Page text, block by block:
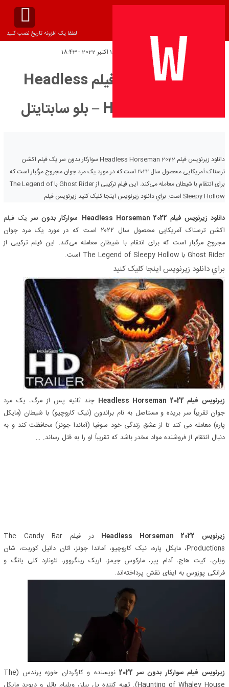
لطفا یک افزونه تاریخ نصب کنید.
تاریخ انتشار:
دانلود زیرنویس فیلم Headless
Horseman 2022 – بلو سابتايتل
دانلود زیرنویس فیلم Headless Horseman 2022 سوارکار بدون سر یک فیلم اکشن
ترسناک آمریکایی محصول سال ۲۰۲۲ است که در مورد یک مرد جوان مجروح مرگبار است که
برای انتقام با شیطان معامله می‌کند. این فیلم ترکیبی از Ghost Rider با The Legend of
Sleepy Hollow است. براي دانلود زيرنويس اينجا کليک کنيد زیرنویس فیلم
دانلود زیرنویس فیلم Headless Horseman 2022 سوارکار بدون سریک فیلم
اکشن ترسناک آمریکایی محصول سال ۲۰۲۲ است که در مورد یک مرد جوان
مجروح مرگبار است که برای انتقام با شیطان معامله می‌کند. این فیلم ترکیبی از
Ghost Rider با The Legend of Sleepy Hollow است.
براي دانلود زيرنويس اينجا کليک کنيد
زیرنویس فیلم Headless Horseman 2022
چند ثانیه پس از مرگ، یک مرد
جوان تقریباً سر بریده و مستاصل به نام براندون (نیک کاروچیو) با شیطان (مایکل
پاره) معامله می کند تا از عشق زندگی خود سوفیا (آماندا جونز) محافظت کند و به
دنبال انتقام از فروشنده مواد مخدر باشد که تقریباً او را به قتل رساند. …
زیرنویس Headless Horseman 2022
در فیلم The Candy Bar
Productions، مایکل پاره، نیک کاروچیو، آماندا جونز، اتان دانیل کوربت، شان
ویلن، کیت هاج، آدام پپر، مارکوس جیمز، اریک رینگروور، لئونارد کلی یانگ و
فرانکی پوزوس به ایفای نقش پرداخته‌اند.
زیرنویس فیلم سوارکار بدون سر 2022
نویسنده و کارگردان خوزه پرندس (The